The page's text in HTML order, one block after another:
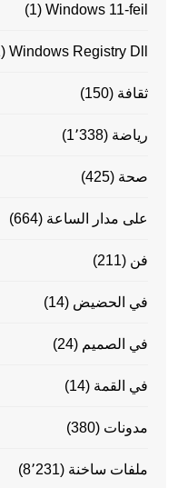
Windows 11-feil
(1)
Windows Registry Dll
(1)
ثقافة (150)
رياضة (1٬338)
صحة (425)
على مدار الساعة (664)
فن (211)
في الحضيض (14)
في الصميم (24)
في القمة (14)
مدونات (380)
ملفات ساخنة (8٬231)